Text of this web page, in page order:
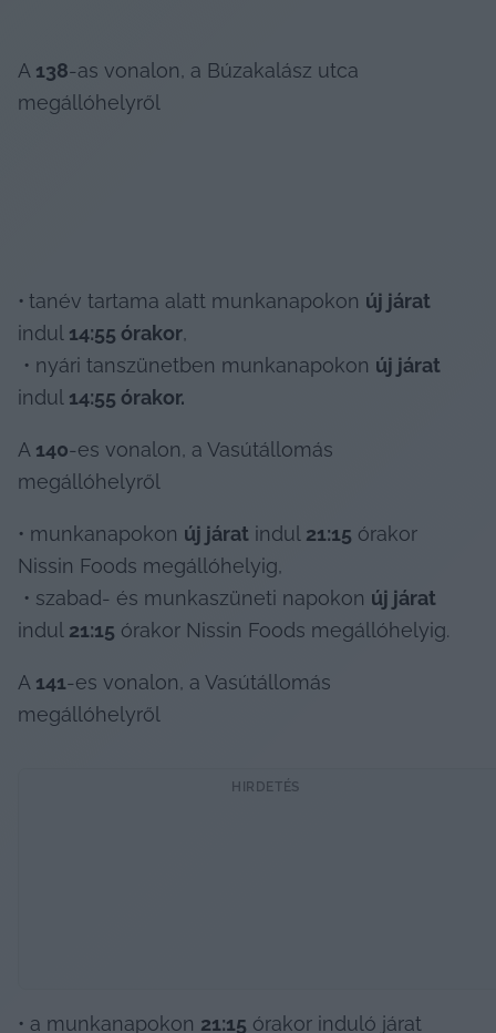
A 138-as vonalon, a Búzakalász utca
megállóhelyről
• tanév tartama alatt munkanapokon új járat
indul 14:55 órakor,
• nyári tanszünetben munkanapokon új járat
indul 14:55 órakor.
A 140-es vonalon, a Vasútállomás
megállóhelyről
• munkanapokon új járat indul 21:15 órakor
Nissin Foods megállóhelyig,
• szabad- és munkaszüneti napokon új járat
indul 21:15 órakor Nissin Foods megállóhelyig.
A 141-es vonalon, a Vasútállomás
megállóhelyről
HIRDETÉS
• a munkanapokon 21:15 órakor induló járat